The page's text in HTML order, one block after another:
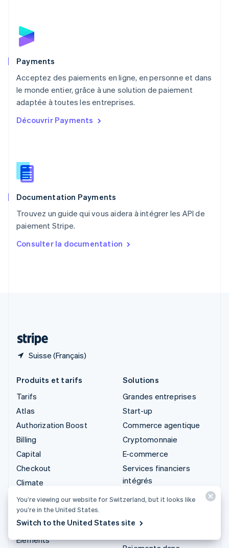
Payments
Acceptez des paiements en ligne, en personne et dans
le monde entier, grâce à une solution de paiement
adaptée à toutes les entreprises.
Découvrir Payments
Documentation Payments
Trouvez un guide qui vous aidera à intégrer les API de
paiement Stripe.
Consulter la documentation
Suisse (Français)
Norvège
English
English
NederlandsEnglish
Pologne
English
PortuguêsEnglish
English
Roumanie
Royaume-Uni
Singapour
English 简体中文
English
Produits et tarifs
Tarifs
Atlas
Authorization Boost
Billing
Capital
Checkout
Climate
Connect
Cryptomonnaie
Data Pipeline
Elements
Solutions
Grandes entreprises
Start-up
Commerce agentique
Cryptomonnaie
E-commerce
Services financiers
intégrés
Entreprises
You’re viewing our website for Switzerland, but it looks like
you’re in the United States.
Switch to the United States site